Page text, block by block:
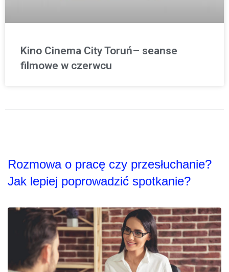
Kino Cinema City Toruń– seanse
filmowe w czerwcu
Rozmowa o pracę czy przesłuchanie?
Jak lepiej poprowadzić spotkanie?